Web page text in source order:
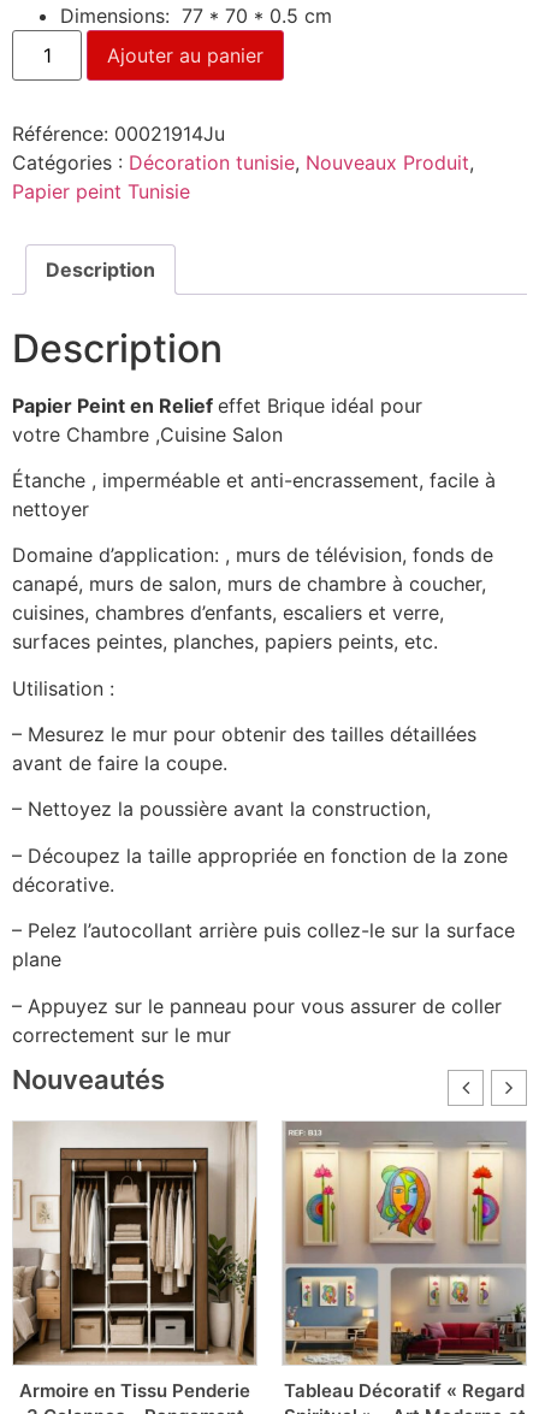
Dimensions: 77 * 70 * 0.5 cm
Ajouter au panier
Référence: 00021914Ju
Catégories : Décoration tunisie, Nouveaux Produit,
Papier peint Tunisie
Description
Description
Papier Peint en Relief effet Brique idéal pour
votre Chambre ,Cuisine Salon
Étanche , imperméable et anti-encrassement, facile à
nettoyer
Domaine d’application: , murs de télévision, fonds de
canapé, murs de salon, murs de chambre à coucher,
cuisines, chambres d’enfants, escaliers et verre,
surfaces peintes, planches, papiers peints, etc.
Utilisation :
– Mesurez le mur pour obtenir des tailles détaillées
avant de faire la coupe.
– Nettoyez la poussière avant la construction,
– Découpez la taille appropriée en fonction de la zone
décorative.
– Pelez l’autocollant arrière puis collez-le sur la surface
plane
– Appuyez sur le panneau pour vous assurer de coller
correctement sur le mur
Nouveautés
Armoire en Tissu Penderie
Tableau Décoratif « Regard